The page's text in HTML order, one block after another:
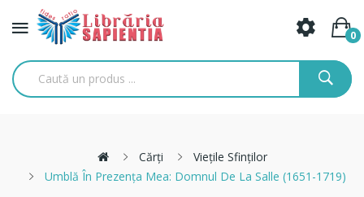
0
Cărți
Viețile Sfinților
Umblă În Prezența Mea: Domnul De La Salle (1651-1719)